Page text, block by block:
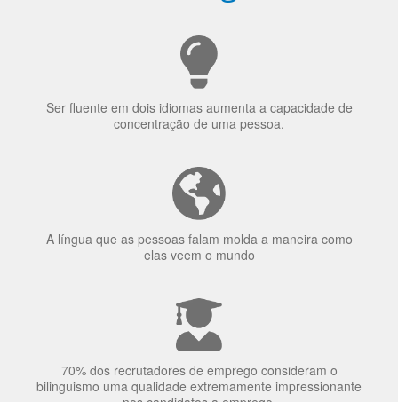
Ser fluente em dois idiomas aumenta a capacidade de
concentração de uma pessoa.
A língua que as pessoas falam molda a maneira como
elas veem o mundo
70% dos recrutadores de emprego consideram o
bilinguismo uma qualidade extremamente impressionante